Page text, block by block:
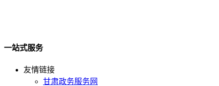
一站式服务
友情链接
甘肃政务服务网